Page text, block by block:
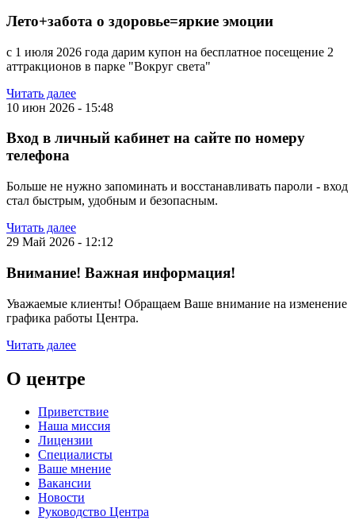
Лето+забота о здоровье=яркие эмоции
с 1 июля 2026 года дарим купон на бесплатное посещение 2
аттракционов в парке "Вокруг света"
Читать далее
10 июн 2026 - 15:48
Вход в личный кабинет на сайте по номеру
телефона
Больше не нужно запоминать и восстанавливать пароли - вход
стал быстрым, удобным и безопасным.
Читать далее
29 Май 2026 - 12:12
Внимание! Важная информация!
Уважаемые клиенты! Обращаем Ваше внимание на изменение
графика работы Центра.
Читать далее
О центре
Приветствие
Наша миссия
Лицензии
Специалисты
Ваше мнение
Вакансии
Новости
Руководство Центра